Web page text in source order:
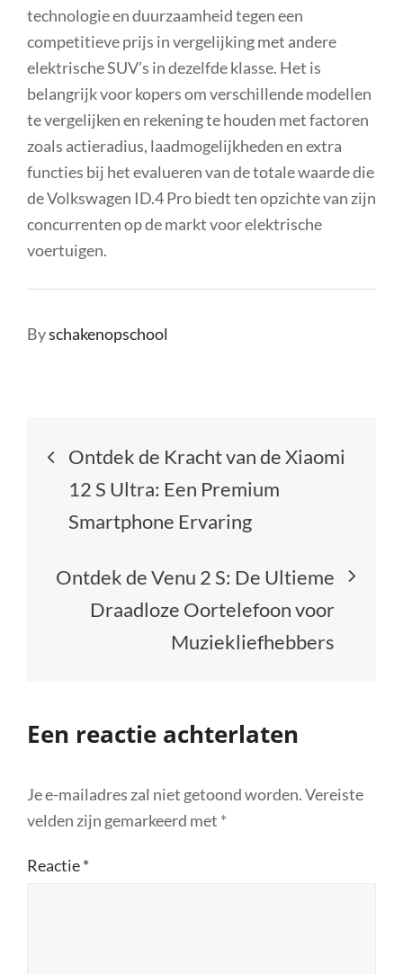
technologie en duurzaamheid tegen een
competitieve prijs in vergelijking met andere
elektrische SUV’s in dezelfde klasse. Het is
belangrijk voor kopers om verschillende modellen
te vergelijken en rekening te houden met factoren
zoals actieradius, laadmogelijkheden en extra
functies bij het evalueren van de totale waarde die
de Volkswagen ID.4 Pro biedt ten opzichte van zijn
concurrenten op de markt voor elektrische
voertuigen.
Byschakenopschool
Berichtnavigatie
Ontdek de Kracht van de Xiaomi
12 S Ultra: Een Premium
Smartphone Ervaring
Ontdek de Venu 2 S: De Ultieme
Draadloze Oortelefoon voor
Muziekliefhebbers
Een reactie achterlaten
Je e-mailadres zal niet getoond worden.Vereiste
velden zijn gemarkeerd met *
Reactie*